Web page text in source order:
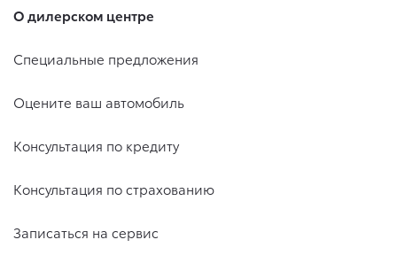
О дилерском центре
Специальные предложения
Оцените ваш автомобиль
Консультация по кредиту
Консультация по страхованию
Записаться на сервис